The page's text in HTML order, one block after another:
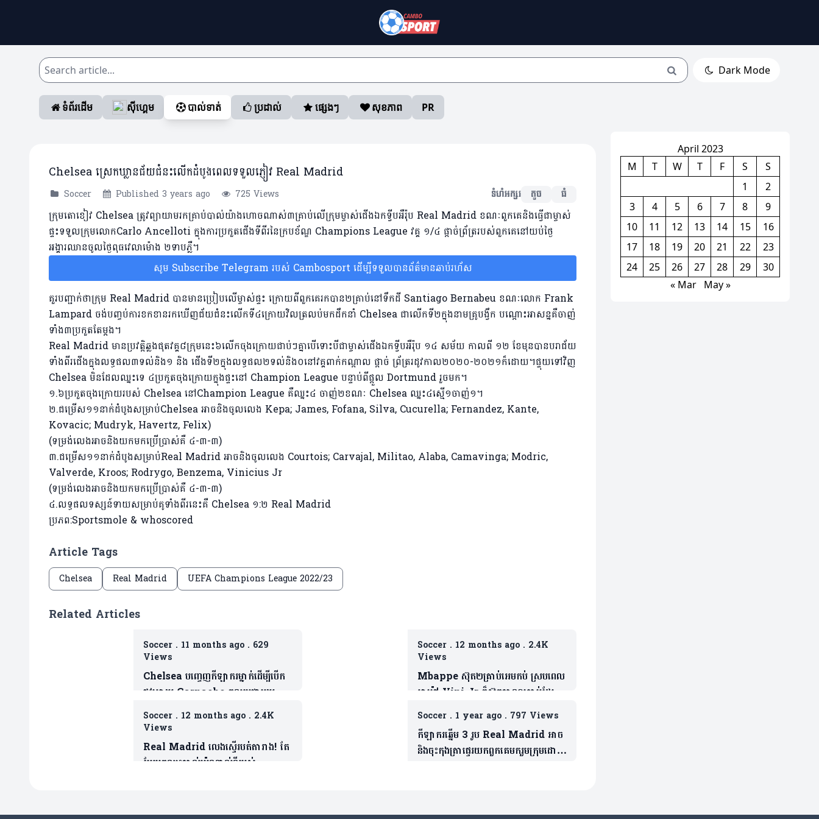
Dark Mode
ទំព័រដើម ស៊ីហ្គេម បាល់ទាត់ ប្រដាល់ ផ្សេងៗ សុខភាព PR
Chelsea ស្រេកឃ្លានជ័យជំនះលើកដំបូងពេលទទួលភ្ញៀវ Real Madrid
Soccer Published 3 years ago 725 Views ទំហំអក្សរ តូច ធំ
ក្រុមតោខៀវ Chelsea ត្រូវព្យាយាមរកគ្រាប់បាល់យ៉ាងហោចណាស់៣គ្រាប់លើក្រុមម្ចាស់ជើងឯកទ្វីបអឺរ៉ុប Real Madrid ខណៈពួកគេនិងធ្វើជាម្ចាស់
ផ្ទះទទួលក្រុមលោកCarlo Ancelloti ក្នុងការប្រកួតជើងទីពីរនៃក្របខ័ណ្ឌ Champions League វគ្គ ១/៤ ផ្តាច់ព្រ័ត្ររបស់ពួកគេនៅយប់ថ្ងៃ
អង្គារឈានចូលថ្ងៃពុធវេលាម៉ោង ២ទាបភ្លឺ។
សូម Subscribe Telegram របស់ Cambosport ដើម្បីទទួលបានព័ត៌មានឆាប់រហ័ស
គួរបញ្ជាក់ថាក្រុម Real Madrid បានមានប្រៀបលើម្ចាស់ផ្ទះ ក្រោយពីពួកគេរកបាន២គ្រាប់នៅទឹកដី Santiago Bernabeu ខណៈលោក Frank
Lampard ចង់បញ្ចប់ការខកខានរកឃើញជ័យជំនះលើកទី៤ក្រោយវិលត្រលប់មកដឹកនាំ Chelsea ជាលើកទី២ក្នុងនាមគ្រូបង្វឹក បណ្តោះអាសន្នគឺចាញ់
ទាំង៣ប្រកួតតែម្តង។
Real Madrid មានប្រវត្តិឆ្លងផុតវគ្គ៨ក្រុមនេះ៦លើកចុងក្រោយជាប់ៗគ្នាបើទោះបីជាម្ចាស់ជើងឯកទ្វីបអឺរ៉ុប ១៤ សម័យ កាលពី ១២ ខែមុនបានបរាជ័យ
ទាំងពីរជើងក្នុងលទ្ធផល៣ទល់និង១ និង ជើងទី២ក្នុងលទ្ធផល២ទល់និង០នៅវគ្គពាក់កណ្តាល ផ្តាច់ ព្រ័ត្ររដូវកាល២០២០-២០២១ក៏ដោយ។ផ្ទុយទៅវិញ
Chelsea មិនដែលឈ្នះទេ ៤ប្រកួតចុងក្រោយក្នុងផ្ទះនៅ Champion League បន្ទាប់ពីផ្តួល Dortmund រួចមក។
១.៦ប្រកួតចុងក្រោយរបស់ Chelsea នៅChampion League គឺឈ្នះ៤ ចាញ់២ខណៈ Chelsea ឈ្នះ៤ស្មើ១ចាញ់១។
២.ជម្រើស១១នាក់ដំបូងសម្រាប់Chelsea អាចនិងចូលលេង Kepa; James, Fofana, Silva, Cucurella; Fernandez, Kante,
Kovacic; Mudryk, Havertz, Felix)
(ទម្រង់លេងអាចនិងយកមកប្រើប្រាស់គឺ ៤-៣-៣)
៣.ជម្រើស១១នាក់ដំបូងសម្រាប់Real Madrid អាចនិងចូលលេង Courtois; Carvajal, Militao, Alaba, Camavinga; Modric,
Valverde, Kroos; Rodrygo, Benzema, Vinicius Jr
(ទម្រង់លេងអាចនិងយកមកប្រើប្រាស់គឺ ៤-៣-៣)
៤.លទ្ធផលទស្សន៍ទាយសម្រាប់គូទាំងពីរនេះគឺ Chelsea ១:២ Real Madrid
ប្រភព:Sportsmole & whoscored
Article Tags
Chelsea Real Madrid UEFA Champions League 2022/23
Related Articles
Soccer. 11 months ago. 629
Views
Chelsea បញ្ចេញកីឡាករម្នាក់ដើម្បីបើក
ផ្លូវអោយ Garnacho ចូលរួមជាមួយ
ពួកគេ(មាន២វីឌេអូ)
Soccer. 12 months ago. 2.4K
Views
Mbappe ស៊ុត២គ្រាប់អេមកប់ ស្របពេល
អាម៉ៅ Vini Jr ក៏ស៊ុតបាន១គ្រាប់ដែរ
(មានវីដេអូ)
Soccer. 12 months ago. 2.4K
Views
Real Madrid លេងស្ទើរបត់តារាង! តែ
បែរមកឈ្នះបាល់ប៉េណាល់ទីរបស់
Soccer. 1 year ago. 797 Views
កីឡាករឆ្នើម 3 រូប Real Madrid អាច
និងចុះកុងត្រាផ្ទេរយកពួកគេមករួមក្រុមដោយ
April 2023
M
T W T F S
S
1
2
3
4 5 6 7 8
9
10
11 12 13 14 15
16
17
18 19 20 21 22
23
24
25 26 27 28 29
30
« Mar
May »